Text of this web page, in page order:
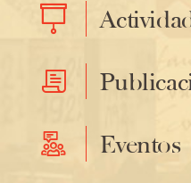
Eventos